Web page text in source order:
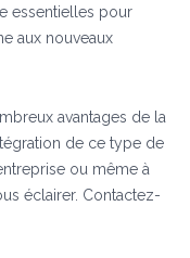
essentielles pour
aux nouveaux
avantages de la
de ce type de
ou même à
éclairer. Contactez-